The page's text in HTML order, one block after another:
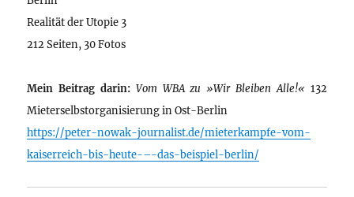
Realität der Utopie 3
212 Seiten, 30 Fotos
Mein Beitrag darin: Vom WBA zu »Wir Bleiben Alle!« 132
Mieterselbstorganisierung in Ost-Berlin
https://peter-nowak-journalist.de/mieterkampfe-vom-
kaiserreich-bis-heute-–-das-beispiel-berlin/